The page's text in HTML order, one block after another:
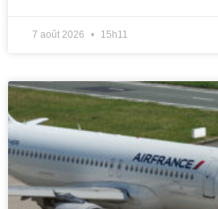
7 août 2026 15h11